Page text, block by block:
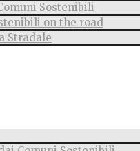
Sostenibili
on the road
Stradale